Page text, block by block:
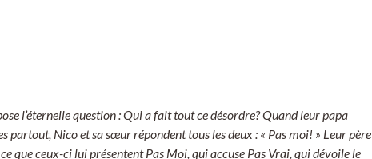
l’éternelle question : Qui a fait tout ce désordre? Quand leur papa
partout, Nico et sa sœur répondent tous les deux : « Pas moi! » Leur père
que ceux-ci lui présentent Pas Moi, qui accuse Pas Vrai, qui dévoile le